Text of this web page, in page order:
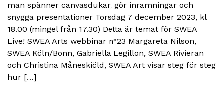
man spänner canvasdukar, gör inramningar och
snygga presentationer Torsdag 7 december 2023, kl
18.00 (mingel från 17.30) Detta är temat för SWEA
Live! SWEA Arts webbinar n°23 Margareta Nilson,
SWEA Köln/Bonn, Gabriella Legillon, SWEA Rivieran
och Christina Måneskiöld, SWEA Art visar steg för steg
hur […]